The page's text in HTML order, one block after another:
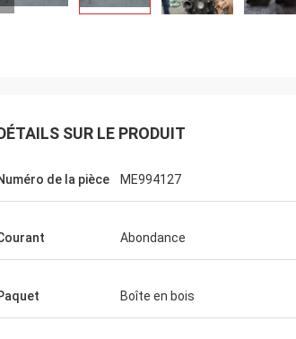
SUR LE PRODUIT
de la pièce ME994127
Abondance
Boîte en bois